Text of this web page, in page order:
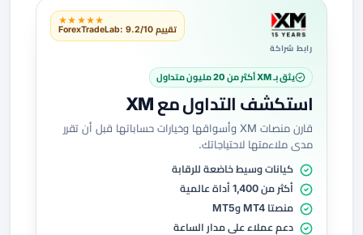
رابط شراكة
★★★★★
تقييم ForexTradeLab: 9.2/10
يثق بـ XM أكثر من 20 مليون متداول
استكشف التداول مع XM
قارن منصات XM وأسواقها وخيارات حساباتها قبل أن تقرر
مدى ملاءمتها لاحتياجاتك.
كيانات وسيط خاضعة للرقابة
أكثر من 1,400 أداة عالمية
منصتا MT4 وMT5
دعم عملاء على مدار الساعة